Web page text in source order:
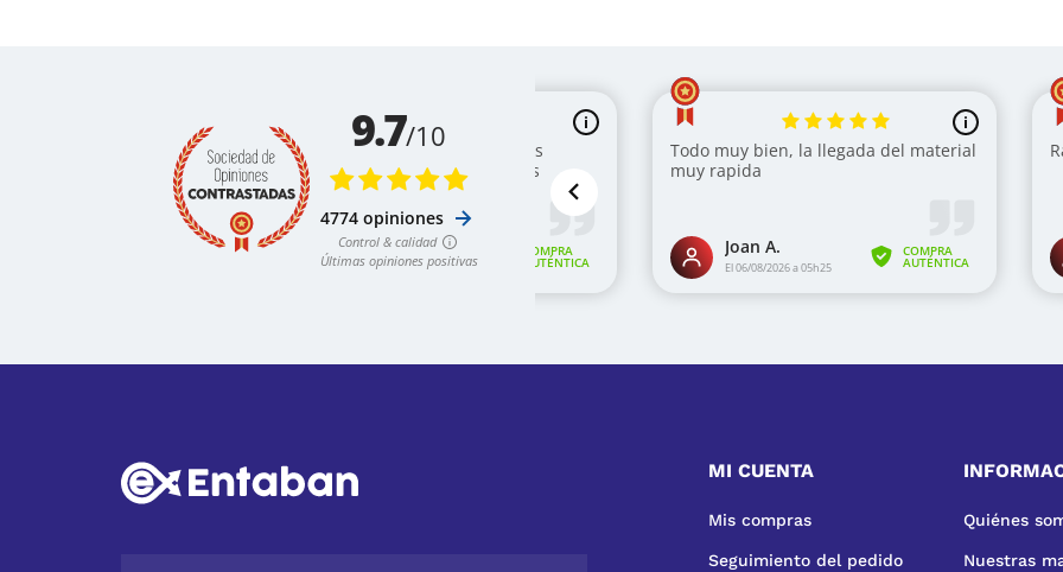
MI CUENTA
Mis compras
Seguimiento del pedido
Quiénes
Nuestras